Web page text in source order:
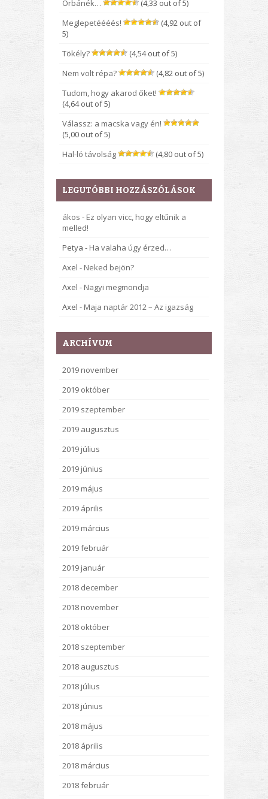
Orbánék…
(4,33 out of 5)
Meglepetéééés!
(4,92 out of
5)
Tökély?
(4,54 out of 5)
Nem volt répa?
(4,82 out of 5)
Tudom, hogy akarod őket!
(4,64 out of 5)
Válassz: a macska vagy én!
(5,00 out of 5)
Hal-ló távolság
(4,80 out of 5)
LEGUTÓBBI HOZZÁSZÓLÁSOK
ákos - Ez olyan vicc, hogy eltűnik a
melled!
Petya - Ha valaha úgy érzed…
Axel - Neked bejön?
Axel - Nagyi megmondja
Axel - Maja naptár 2012 – Az igazság
ARCHÍVUM
2019 november
2019 október
2019 szeptember
2019 augusztus
2019 július
2019 június
2019 május
2019 április
2019 március
2019 február
2019 január
2018 december
2018 november
2018 október
2018 szeptember
2018 augusztus
2018 július
2018 június
2018 május
2018 április
2018 március
2018 február